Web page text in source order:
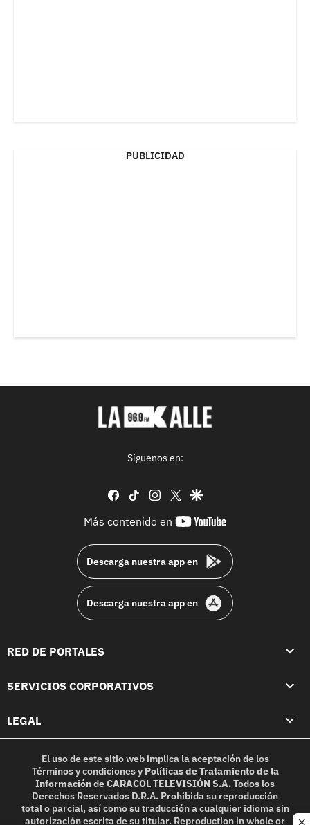
PUBLICIDAD
Síguenos en:
facebook
tiktok instagram
twittergoogle
Más contenido en
youtube-
Descarga nuestra app en
Descarga nuestra app en
RED DE PORTALES
SERVICIOS CORPORATIVOS
LEGAL
El uso de este sitio web implica la aceptación de los
Términos y condicionesy Políticas de Tratamiento de la
InformacióndeCARACOL TELEVISIÓN S.A.Todos los
Derechos Reservados D.R.A. Prohibida su reproducción
total o parcial, así como su traducción a cualquier idioma sin
autorización escrita de su titular. Reproduction in whole or